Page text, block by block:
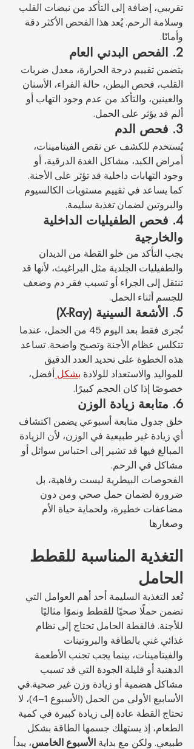
تقريبي، إضافة إلى التأكد من نبضات القلب
وسلامة الرحم. يُعد هذا الفحص الأكثر دقة
وأمانًا.
2. الفحص البدني العام
يتضمن تقييم درجة الحرارة، معدل ضربات
القلب، فحص البطن، حالة الفراء، الأسنان
والعينين، والتأكد من عدم وجود التهاب أو
ألم قد يؤثر على الحمل.
3. فحص الدم
يُستخدم للكشف عن نقص الفيتامينات،
أمراض الكبد، مشاكل الغدة الدرقية، أو
وجود التهابات داخلية قد تؤثر على الأجنة.
كما يساعد في تقييم مستويات الكالسيوم
والبروتين لضمان تغذية سليمة.
4. فحص الطفيليات الداخلية
والخارجية
يجب التأكد من خلو القطة من الديدان
والطفيليات الجلدية مثل البراغيث، لأنها قد
تنتقل إلى الجراء أو تسبب فقر دم وضعف
للجسم أثناء الحمل.
5. الأشعة السينية (X-Ray)
تُجرى فقط بعد اليوم 45 من الحمل، عندما
تتكلس عظام الأجنة وتصبح واضحة. تساعد
هذه الخطوة على تحديد العدد الدقيق
للمواليد والاستعداد للولادة بشكل أفضل،
خصوصًا إذا كان الحجم كبيرًا.
6. متابعة زيادة الوزن
خلق جدول متابعة أسبوعي يضمن اكتشاف
أي زيادة غير طبيعية في الوزن، لأن الزيادة
المبالغ فيها قد تشير إلى احتباس سوائل أو
مشاكل في الرحم.
الفحوصات البيطرية ليست رفاهية، بل
ضرورة لضمان حمل صحي ومن دون
مضاعفات خطيرة، ولحماية حياة الأم
وصغارها
التغذية المناسبة للقطط
الحامل
تُعد التغذية السليمة أحد أهم العوامل التي
تضمن حملًا صحيًا للقطط ونموًا مثاليًا
للأجنة. فالقطة الحامل تحتاج إلى نظام
غذائي غني بالطاقة والبروتينات
والفيتامينات، بينما يجب تجنب الأطعمة
الدهنية أو قليلة الجودة التي قد تسبب
مشاكل هضمية أو زيادة وزن غير صحية.في
الأسابيع الأولى من الحمل (الأسبوع 1–4)، لا
تحتاج القطة عادة إلى زيادة كبيرة في كمية
الطعام، إذ يستهلك جسمها الطاقة بشكل
طبيعي. ولكن مع بداية الأسبوع الخامس، يبدأ